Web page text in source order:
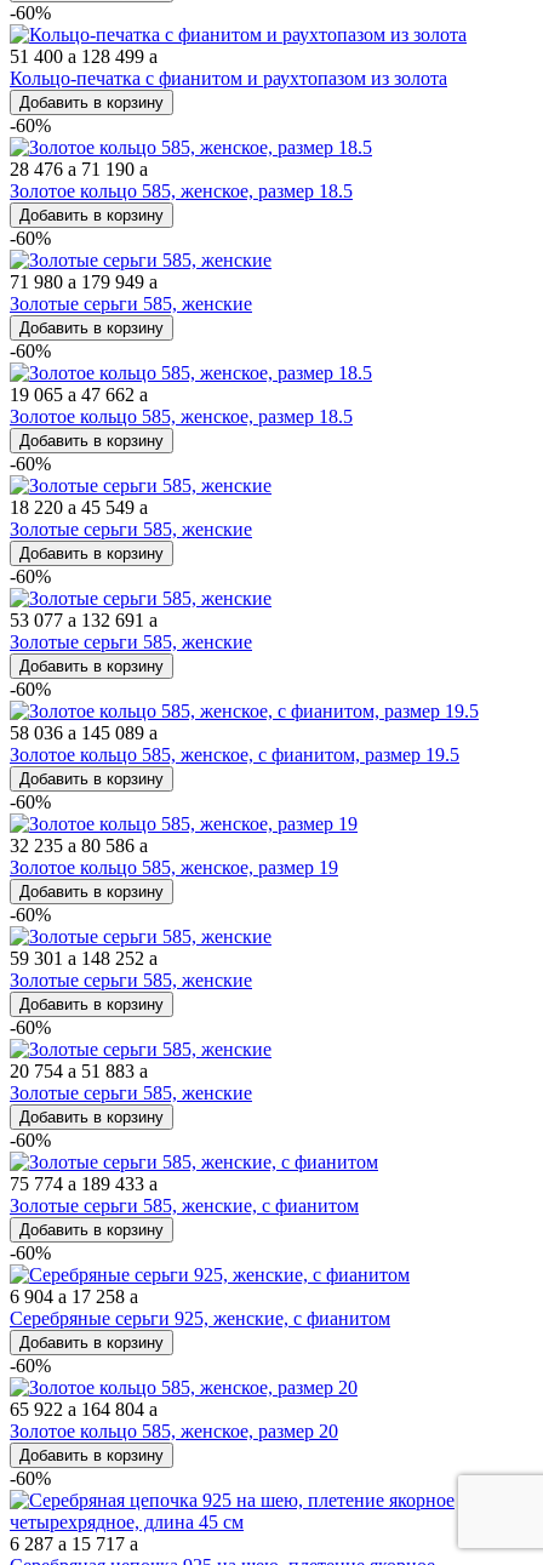
-60%
51 400 a 128 499 a
Кольцо-печатка с фианитом и раухтопазом из золота
Добавить в корзину
-60%
28 476 a 71 190 a
Золотое кольцо 585, женское, размер 18.5
Добавить в корзину
-60%
71 980 a 179 949 a
Золотые серьги 585, женские
Добавить в корзину
-60%
19 065 a 47 662 a
Золотое кольцо 585, женское, размер 18.5
Добавить в корзину
-60%
18 220 a 45 549 a
Золотые серьги 585, женские
Добавить в корзину
-60%
53 077 a 132 691 a
Золотые серьги 585, женские
Добавить в корзину
-60%
58 036 a 145 089 a
Золотое кольцо 585, женское, с фианитом, размер 19.5
Добавить в корзину
-60%
32 235 a 80 586 a
Золотое кольцо 585, женское, размер 19
Добавить в корзину
-60%
59 301 a 148 252 a
Золотые серьги 585, женские
Добавить в корзину
-60%
20 754 a 51 883 a
Золотые серьги 585, женские
Добавить в корзину
-60%
75 774 a 189 433 a
Золотые серьги 585, женские, с фианитом
Добавить в корзину
-60%
6 904 a 17 258 a
Серебряные серьги 925, женские, с фианитом
Добавить в корзину
-60%
65 922 a 164 804 a
Золотое кольцо 585, женское, размер 20
Добавить в корзину
-60%
6 287 a 15 717 a